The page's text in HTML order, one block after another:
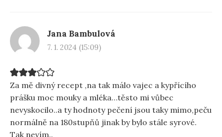
Jana Bambulová
7. 1. 2024 (15:09)
Za mě divný recept ,na tak málo vajec a kypřícího
prášku moc mouky a mléka…těsto mi vůbec
nevyskocilo..a ty hodnoty pečení jsou taky mimo,peču
normálně na 180stupňů jinak by bylo stále syrové.
Tak nevím..